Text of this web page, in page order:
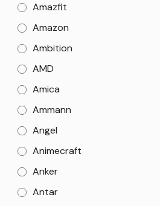
Amazfit
Amazon
Ambition
AMD
Amica
Ammann
Angel
Animecraft
Anker
Antar